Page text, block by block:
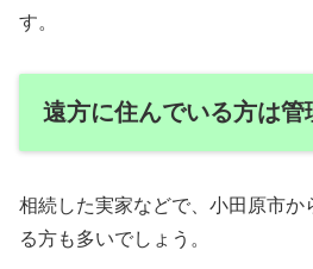
す。
遠方に住んでいる方は管
相続した実家などで、小田原市か
る方も多いでしょう。